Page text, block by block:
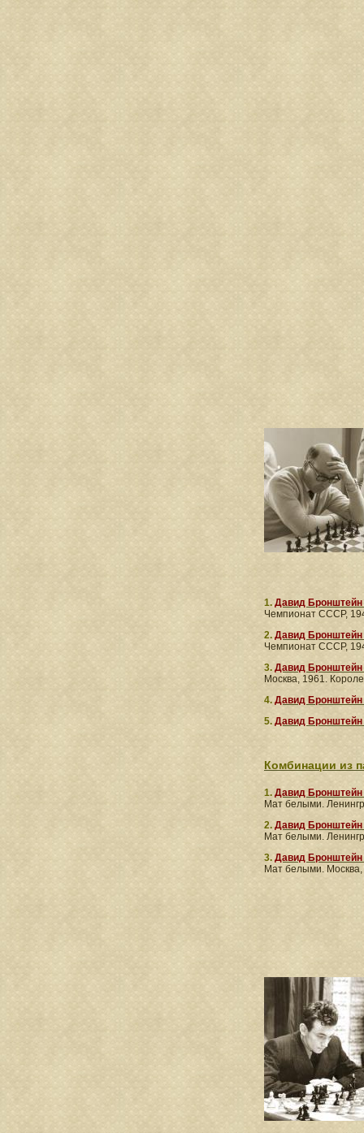
1. Давид
Чемпионат СССР,
2. Давид
Чемпионат СССР,
3. Давид
Москва, 1961.
4. Давид
5. Давид
Комбинации из
1. Давид
Мат белыми.
2. Давид
Мат белыми.
3. Давид
Мат белыми.